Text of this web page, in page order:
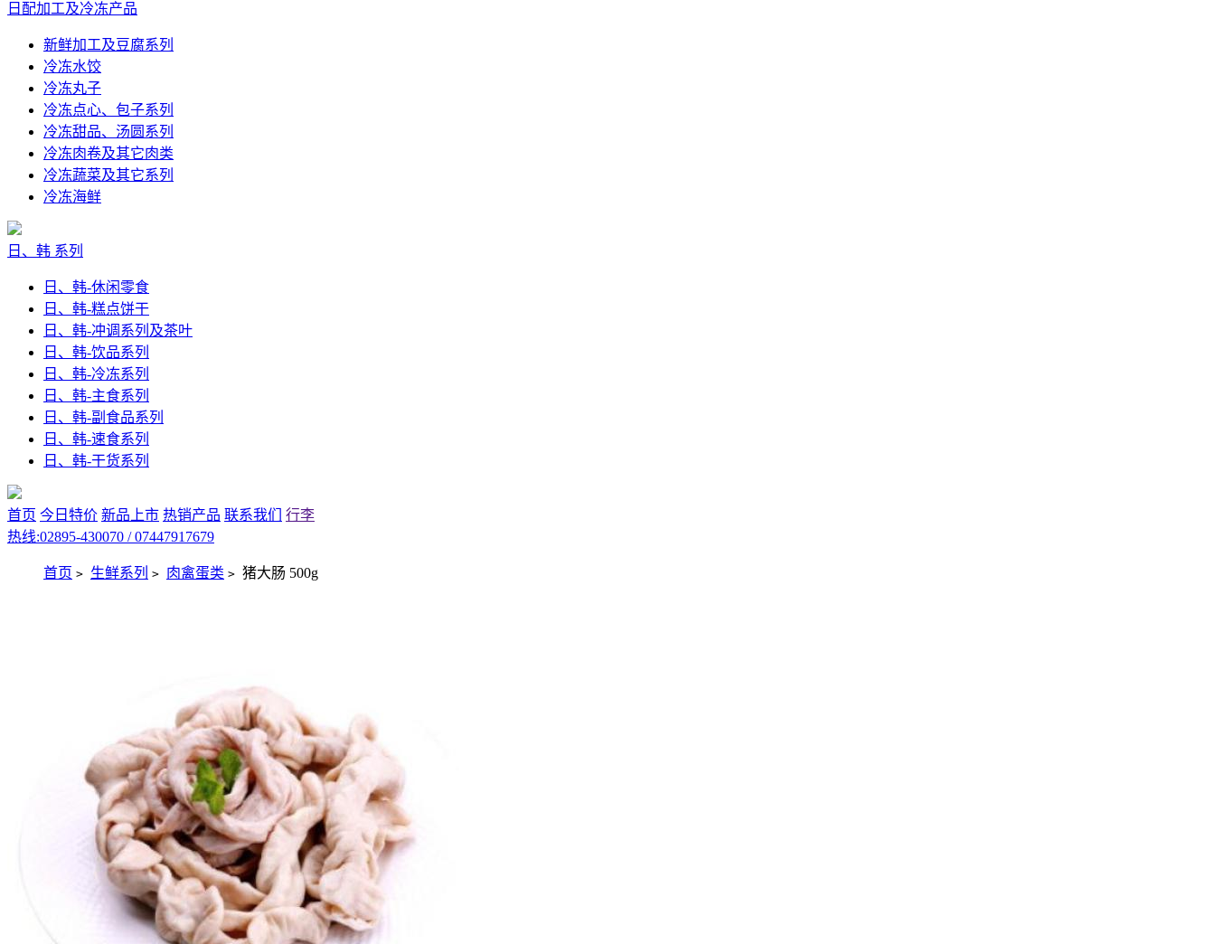
日配加工及冷冻产品
新鲜加工及豆腐系列
冷冻水饺
冷冻丸子
冷冻点心、包子系列
冷冻甜品、汤圆系列
冷冻肉卷及其它肉类
冷冻蔬菜及其它系列
冷冻海鲜
日、韩 系列
日、韩-休闲零食
日、韩-糕点饼干
日、韩-冲调系列及茶叶
日、韩-饮品系列
日、韩-冷冻系列
日、韩-主食系列
日、韩-副食品系列
日、韩-速食系列
日、韩-干货系列
首页 今日特价 新品上市 热销产品 联系我们
行李
热线:02895-430070 / 07447917679
首页 > 生鲜系列 > 肉禽蛋类 > 猪大肠 500g